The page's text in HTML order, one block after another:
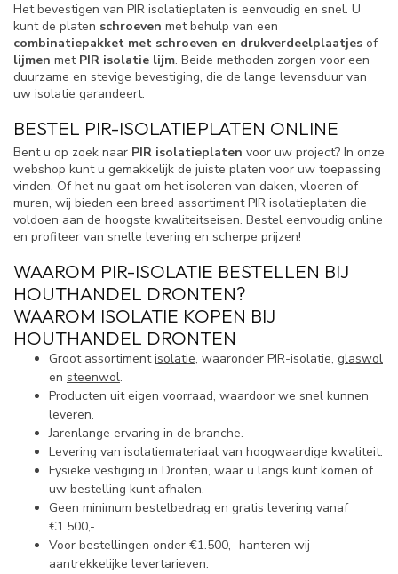
Het bevestigen van PIR isolatieplaten is eenvoudig en snel. U
kunt de platen schroeven met behulp van een
combinatiepakket met schroeven en drukverdeelplaatjes of
lijmen met PIR isolatie lijm. Beide methoden zorgen voor een
duurzame en stevige bevestiging, die de lange levensduur van
uw isolatie garandeert.
BESTEL PIR-ISOLATIEPLATEN ONLINE
Bent u op zoek naar PIR isolatieplaten voor uw project? In onze
webshop kunt u gemakkelijk de juiste platen voor uw toepassing
vinden. Of het nu gaat om het isoleren van daken, vloeren of
muren, wij bieden een breed assortiment PIR isolatieplaten die
voldoen aan de hoogste kwaliteitseisen. Bestel eenvoudig online
en profiteer van snelle levering en scherpe prijzen!
WAAROM PIR-ISOLATIE BESTELLEN BIJ
HOUTHANDEL DRONTEN?
WAAROM ISOLATIE KOPEN BIJ
HOUTHANDEL DRONTEN
Groot assortimentisolatie, waaronder PIR-isolatie, glaswol
en steenwol.
Producten uit eigen voorraad, waardoor we snel kunnen
leveren.
Jarenlange ervaring in de branche.
Levering van isolatiemateriaal van hoogwaardige kwaliteit.
Fysieke vestiging in Dronten, waar u langs kunt komen of
uw bestelling kunt afhalen.
Geen minimum bestelbedrag en gratis levering vanaf
€1.500,-.
Voor bestellingen onder €1.500,- hanteren wij
aantrekkelijke levertarieven.